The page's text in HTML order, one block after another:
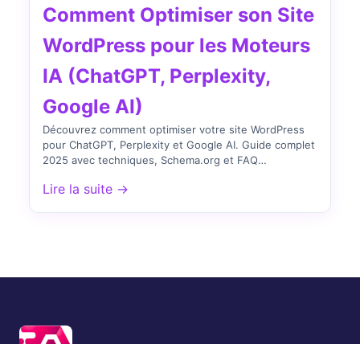
Comment Optimiser son Site
WordPress pour les Moteurs
IA (ChatGPT, Perplexity,
Google AI)
Découvrez comment optimiser votre site WordPress
pour ChatGPT, Perplexity et Google AI. Guide complet
2025 avec techniques, Schema.org et FAQ
Lire la suite →